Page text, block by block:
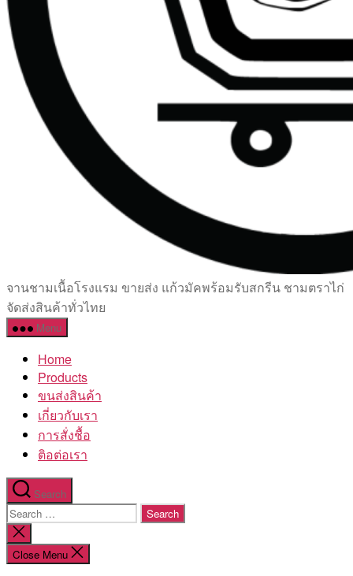
เซรามิค
ครบ
ครัน
โรงงาน
จานชามเนื้อโรงแรม ขายส่ง แก้วมัคพร้อมรับสกรีน ชามตราไก่
จัดส่งสินค้าทั่วไทย
Menu
Home
Products
ขนส่งสินค้า
เกี่ยวกับเรา
การสั่งชื้อ
ติอต่อเรา
Search
Search
for:
Close
search
Close Menu